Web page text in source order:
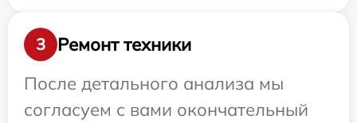
3
Ремонт техники
После детального анализа мы
согласуем с вами окончательный